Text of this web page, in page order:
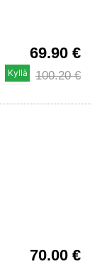
69.90 €
100.20 €
70.00 €